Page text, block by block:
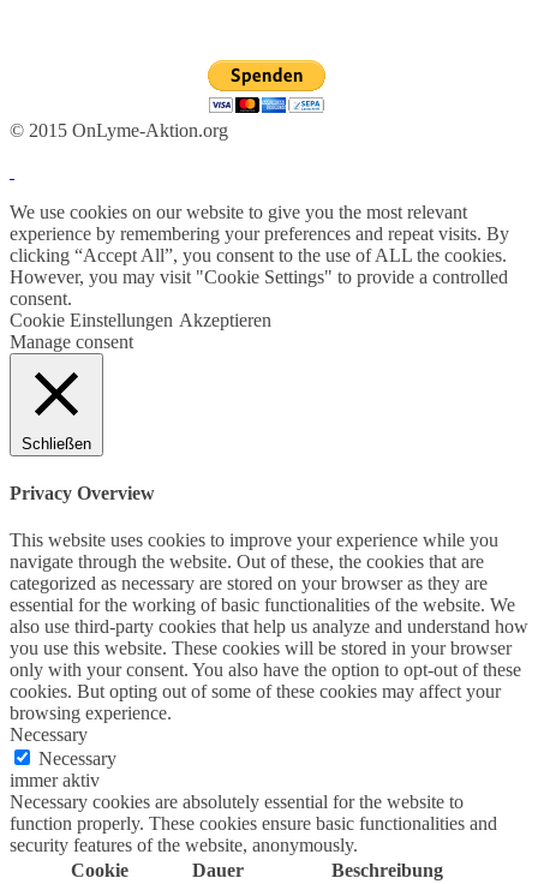
© 2015 OnLyme-Aktion.org
We use cookies on our website to give you the most relevant
experience by remembering your preferences and repeat visits. By
clicking “Accept All”, you consent to the use of ALL the cookies.
However, you may visit "Cookie Settings" to provide a controlled
consent.
Cookie Einstellungen Akzeptieren
Manage consent
Schließen
Privacy Overview
This website uses cookies to improve your experience while you
navigate through the website. Out of these, the cookies that are
categorized as necessary are stored on your browser as they are
essential for the working of basic functionalities of the website. We
also use third-party cookies that help us analyze and understand how
you use this website. These cookies will be stored in your browser
only with your consent. You also have the option to opt-out of these
cookies. But opting out of some of these cookies may affect your
browsing experience.
Necessary
Necessary
immer aktiv
Necessary cookies are absolutely essential for the website to
function properly. These cookies ensure basic functionalities and
security features of the website, anonymously.
Cookie
Dauer Beschreibung